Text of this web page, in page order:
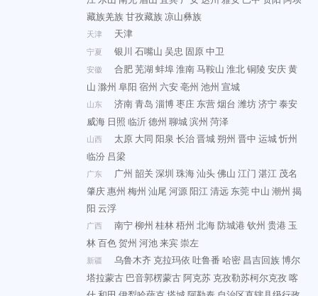
藏族羌族甘孜藏族凉山彝族
天津 天津
宁夏 银川 石嘴山 吴忠 固原中卫
安徽 合肥芜湖 蚌埠淮南马鞍山 淮北铜陵 安庆黄
山 滁州 阜阳 宿州 六安亳州 池州 宣城
山东 济南青岛 淄博枣庄 东营烟台 潍坊济宁泰安
威海 日照 临沂德州 聊城滨州 菏泽
山西 太原 大同 阳泉 长治晋城朔州 晋中 运城忻州
临汾 吕梁
广东 广州 韶关 深圳 珠海汕头佛山 江门 湛江 茂名
肇庆惠州 梅州 汕尾 河源阳江清远 东莞中山 潮州 揭
阳 云浮
广西 南宁柳州 桂林梧州 北海防城港钦州 贵港 玉
林百色贺州 河池来宾崇左
新疆 乌鲁木齐 克拉玛依 吐鲁番 哈密 昌吉回族博尔
塔拉蒙古 巴音郭楞蒙古阿克苏 克孜勒苏柯尔克孜喀